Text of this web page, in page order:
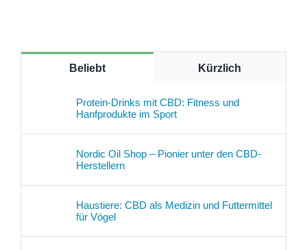
Beliebt Kürzlich
Protein-Drinks mit CBD: Fitness und
Hanfprodukte im Sport
Nordic Oil Shop – Pionier unter den CBD-
Herstellern
Haustiere: CBD als Medizin und Futtermittel
für Vögel